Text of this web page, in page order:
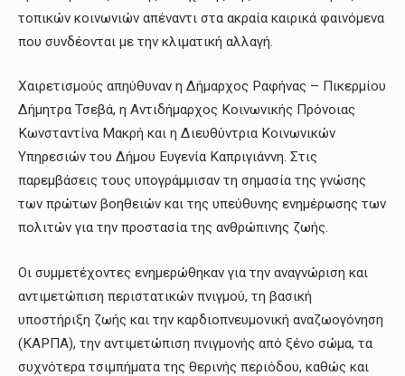
τοπικών κοινωνιών απέναντι στα ακραία καιρικά φαινόμενα
που συνδέονται με την κλιματική αλλαγή.
Χαιρετισμούς απηύθυναν η Δήμαρχος Ραφήνας – Πικερμίου
Δήμητρα Τσεβά, η Αντιδήμαρχος Κοινωνικής Πρόνοιας
Κωνσταντίνα Μακρή και η Διευθύντρια Κοινωνικών
Υπηρεσιών του Δήμου Ευγενία Καπριγιάννη. Στις
παρεμβάσεις τους υπογράμμισαν τη σημασία της γνώσης
των πρώτων βοηθειών και της υπεύθυνης ενημέρωσης των
πολιτών για την προστασία της ανθρώπινης ζωής.
Οι συμμετέχοντες ενημερώθηκαν για την αναγνώριση και
αντιμετώπιση περιστατικών πνιγμού, τη βασική
υποστήριξη ζωής και την καρδιοπνευμονική αναζωογόνηση
(ΚΑΡΠΑ), την αντιμετώπιση πνιγμονής από ξένο σώμα, τα
συχνότερα τσιμπήματα της θερινής περιόδου, καθώς και